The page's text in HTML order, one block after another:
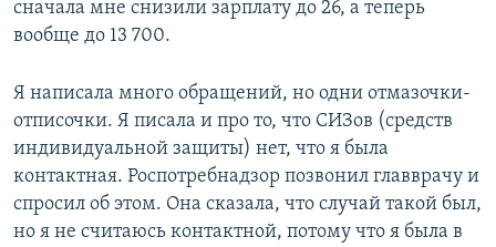
сначала мне снизили зарплату до 26, а теперь
вообще до 13 700.
Я написала много обращений, но одни отмазочки-
отписочки. Я писала и про то, что СИЗов (средств
индивидуальной защиты) нет, что я была
контактная. Роспотребнадзор позвонил главврачу и
спросил об этом. Она сказала, что случай такой был,
но я не считаюсь контактной, потому что я была в